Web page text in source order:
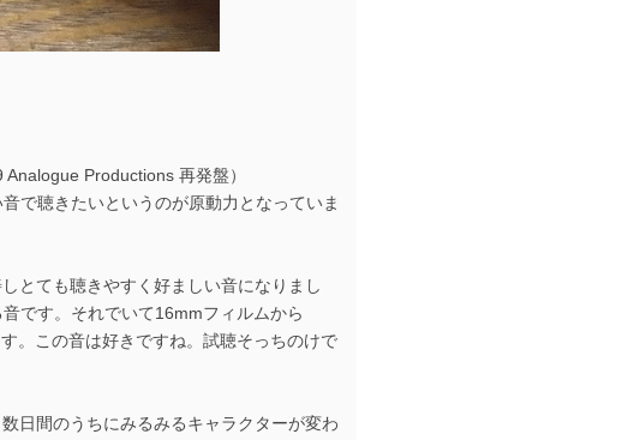
Productions 再発盤）
で聴きたいというのが原動力となっていま
とても聴きやすく好ましい音になりまし
です。それでいて16mmフィルムから
。この音は好きですね。試聴そっちのけで
日間のうちにみるみるキャラクターが変わ